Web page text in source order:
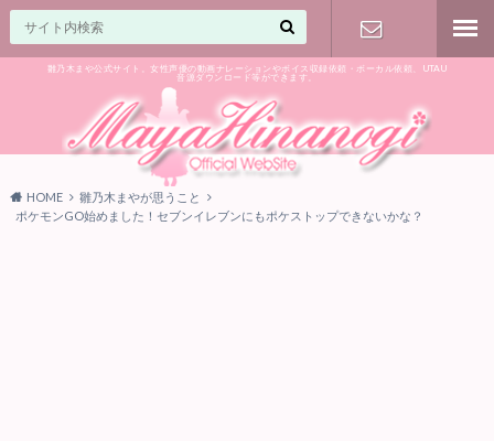
雛乃木まや公式サイト。女性声優の動画ナレーションやボイス収録依頼・ボーカル依頼、UTAU
音源ダウンロード等ができます。
気軽に♪
HOME
雛乃木まやが思うこと
ポケモンGO始めました！セブンイレブンにもポケストップできないかな？